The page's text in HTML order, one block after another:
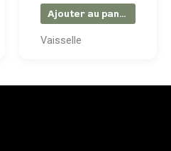
Ajouter au panier
Vaisselle